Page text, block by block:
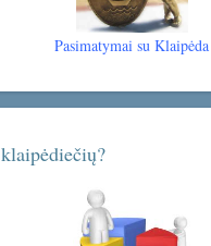
Pasimatymai su Klaipėda